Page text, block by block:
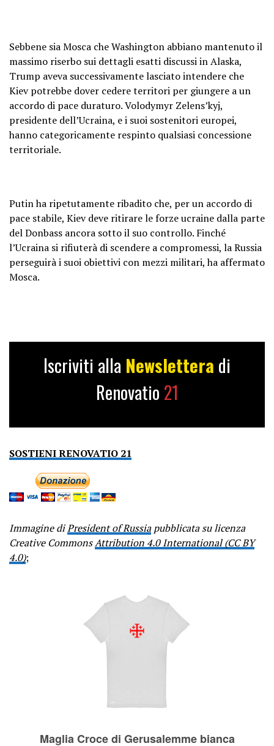
Sebbene sia Mosca che Washington abbiano mantenuto il
massimo riserbo sui dettagli esatti discussi in Alaska,
Trump aveva successivamente lasciato intendere che
Kiev potrebbe dover cedere territori per giungere a un
accordo di pace duraturo. Volodymyr Zelens’kyj,
presidente dell’Ucraina, e i suoi sostenitori europei,
hanno categoricamente respinto qualsiasi concessione
territoriale.
Putin ha ripetutamente ribadito che, per un accordo di
pace stabile, Kiev deve ritirare le forze ucraine dalla parte
del Donbass ancora sotto il suo controllo. Finché
l’Ucraina si rifiuterà di scendere a compromessi, la Russia
perseguirà i suoi obiettivi con mezzi militari, ha affermato
Mosca.
Iscriviti alla Newslettera di
Renovatio 21
SOSTIENI RENOVATIO 21
Immagine diPresident of Russiapubblicata su licenza
Creative CommonsAttribution 4.0 International (CC BY
4.0);